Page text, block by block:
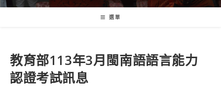
選單
教育部113年3月閩南語語言能力
認證考試訊息